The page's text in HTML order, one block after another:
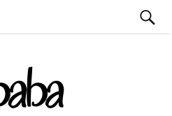
Szukaj: